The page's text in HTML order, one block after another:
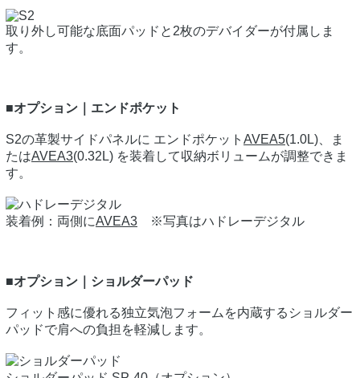
取り外し可能な底面パッドと2枚のデバイダーが付属しま
す。
■オプション｜エンドポケット
S2の革製サイドパネルに エンドポケット AVEA5(1.0L)、ま
たはAVEA3(0.32L) を装着して収納ボリュームが調整できま
す。
装着例：両側にAVEA3 ※写真はハドレーデジタル
■オプション｜ショルダーパッド
フィット感に優れる独立気泡フォームを内蔵するショルダー
パッドで肩への負担を軽減します。